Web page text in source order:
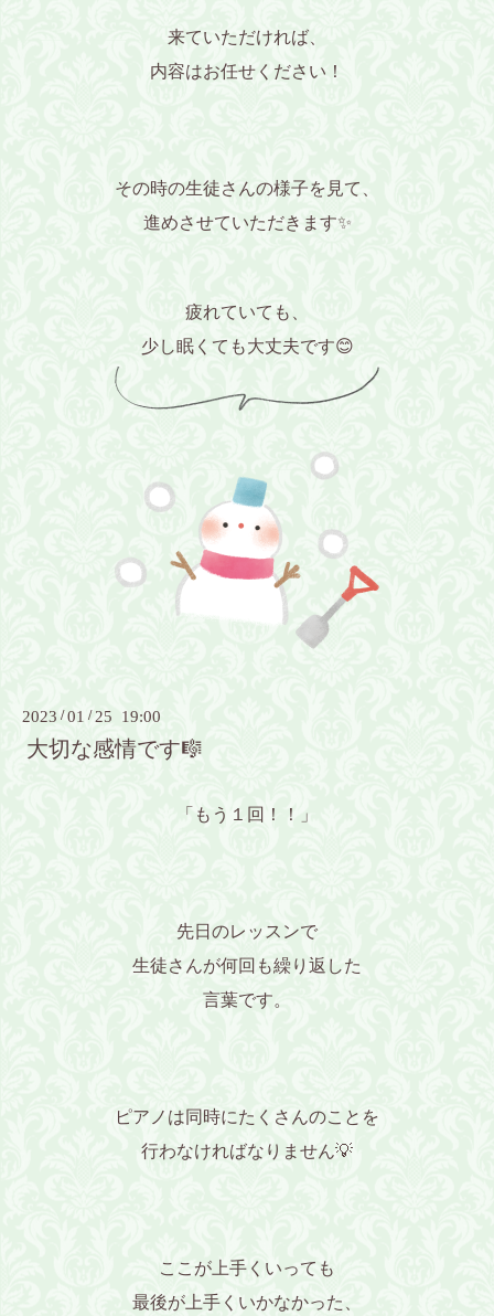
来ていただければ、
内容はお任せください！
その時の生徒さんの様子を見て、
進めさせていただきます✨
疲れていても、
少し眠くても大丈夫です😊
2023 /01 / 25 19:00
大切な感情です🎼
「もう１回！！」
先日のレッスンで
生徒さんが何回も繰り返した
言葉です。
ピアノは同時にたくさんのことを
行わなければなりません💡
ここが上手くいっても
最後が上手くいかなかった、